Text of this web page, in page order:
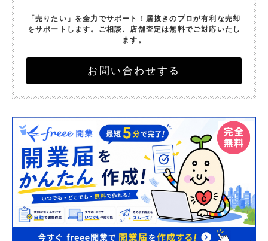
「売りたい」を全力でサポート！ 居抜きのプロが有利な売却
をサポートします。 ご相談、店舗査定は無料でご対応いたし
ます。
お問い合わせする